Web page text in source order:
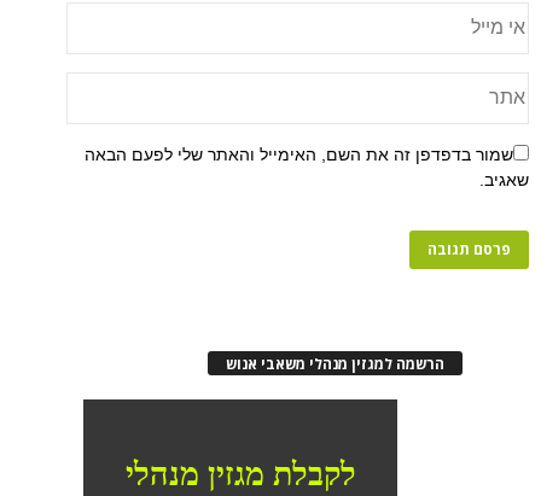
שמור בדפדפן זה את השם, האימייל והאתר שלי לפעם הבאה
שאגיב.
הרשמה למגזין מנהלי משאבי אנוש